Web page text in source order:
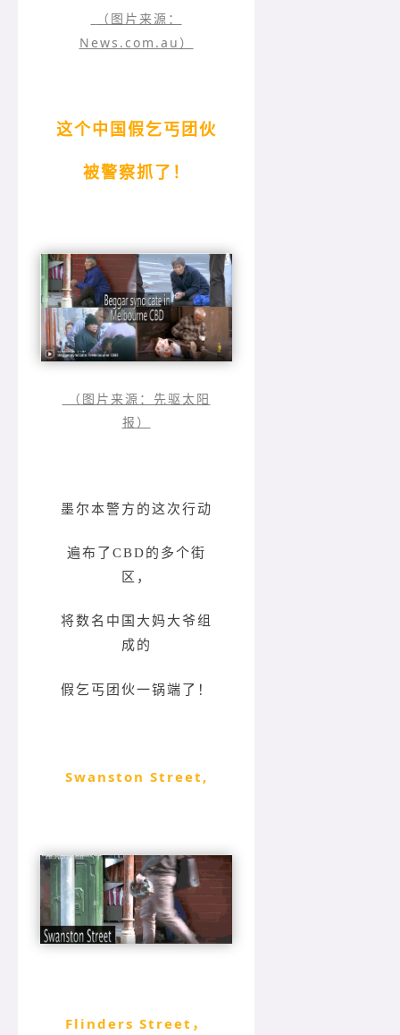
（图片来源：
News.com.au）
这个中国假乞丐团伙
被警察抓了！
（图片来源：先驱太阳
报）
墨尔本警方的这次行动
遍布了CBD的多个街
区，
将数名中国大妈大爷组
成的
假乞丐团伙一锅端了！
Swanston Street,
Flinders Street，